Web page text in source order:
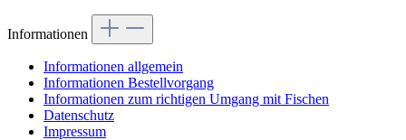
Informationen
Informationen allgemein
Informationen Bestellvorgang
Informationen zum richtigen Umgang mit Fischen
Datenschutz
Impressum